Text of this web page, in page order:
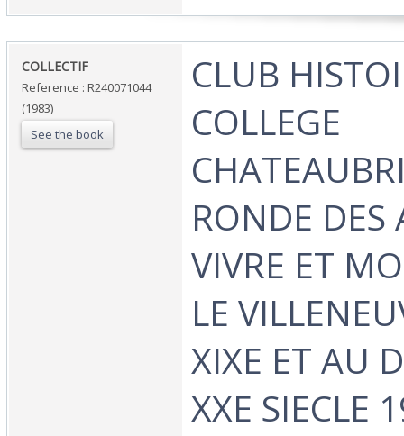
‎COLLECTIF‎
Reference : R240071044
(1983)
See the book
‎CLUB
COLLEGE
RONDE DES
VIVRE ET
LE
XIXE ET AU
XXE SIECLE